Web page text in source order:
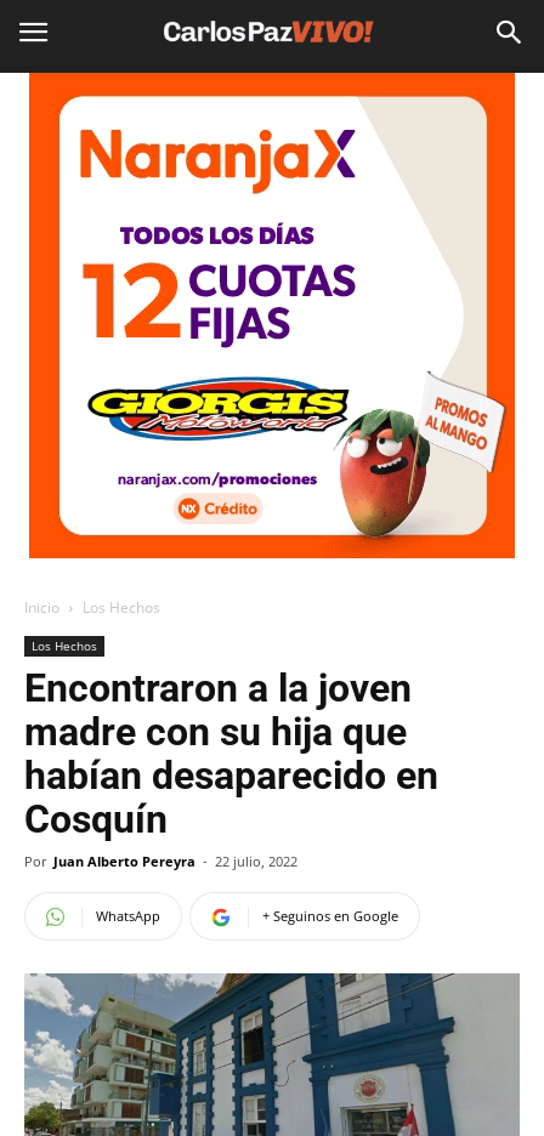
Inicio Los Hechos
Los Hechos
Encontraron a la joven
madre con su hija que
habían desaparecido en
Cosquín
Por Juan Alberto Pereyra - 22 julio, 2022
WhatsApp + Seguinos en Google